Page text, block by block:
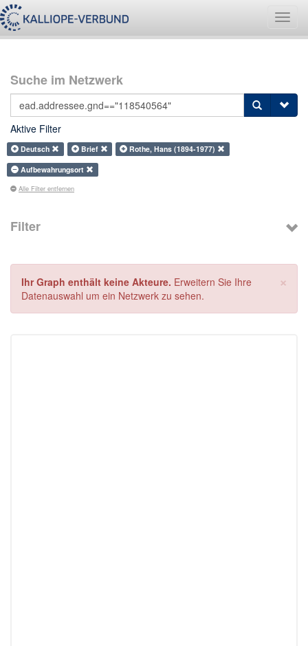
Suche im Netzwerk
Aktive Filter
Deutsch Brief
Rothe, Hans (1894-1977)
Aufbewahrungsort
Alle Filter entfernen
Filter
×
Ihr Graph enthält keine Akteure. Erweitern Sie Ihre
Datenauswahl um ein Netzwerk zu sehen.